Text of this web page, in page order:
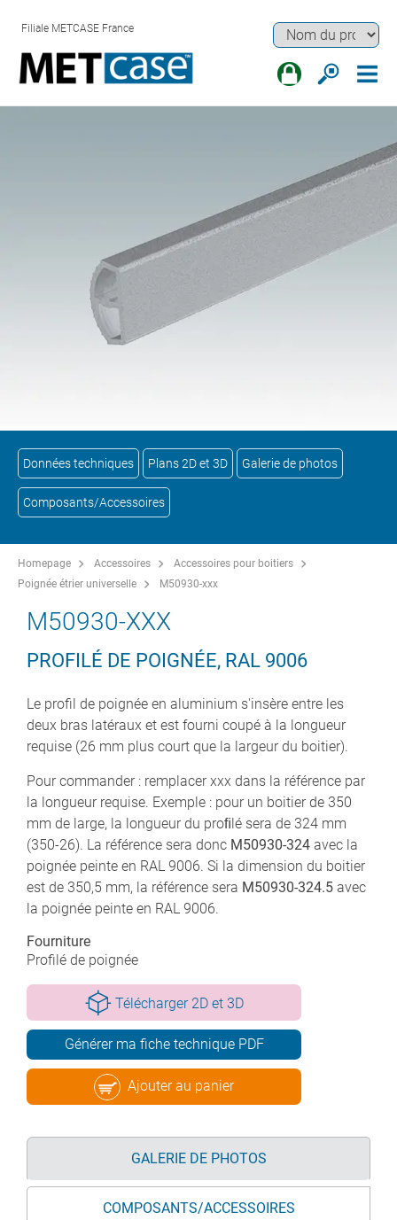
Filiale METCASE France
Données techniques Plans 2D et 3D Galerie de photos
Composants/Accessoires
Homepage Accessoires
Accessoires pour boitiers
Poignée étrier universelle
M50930-xxx
M50930-XXX
PROFILÉ DE POIGNÉE, RAL 9006
Le profil de poignée en aluminium s'insère entre les
deux bras latéraux et est fourni coupé à la longueur
requise (26 mm plus court que la largeur du boitier).
Pour commander : remplacer xxx dans la référence par
la longueur requise. Exemple : pour un boitier de 350
mm de large, la longueur du proﬁlé sera de 324 mm
(350-26). La référence sera donc M50930-324 avec la
poignée peinte en RAL 9006. Si la dimension du boitier
est de 350,5 mm, la référence sera M50930-324.5 avec
la poignée peinte en RAL 9006.
Fourniture
Profilé de poignée
Télécharger 2D et 3D
Générer ma fiche technique PDF
Ajouter au panier
GALERIE DE PHOTOS
COMPOSANTS/ACCESSOIRES